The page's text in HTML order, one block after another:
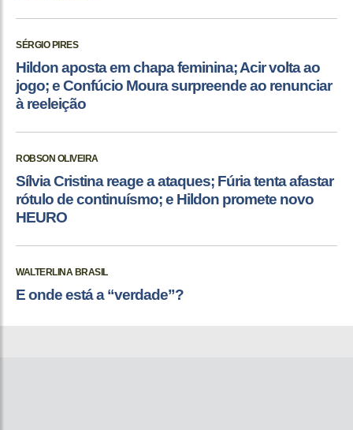
SÉRGIO PIRES
Hildon aposta em chapa feminina; Acir volta ao
jogo; e Confúcio Moura surpreende ao renunciar
à reeleição
ROBSON OLIVEIRA
Sílvia Cristina reage a ataques; Fúria tenta afastar
rótulo de continuísmo; e Hildon promete novo
HEURO
WALTERLINA BRASIL
E onde está a “verdade”?